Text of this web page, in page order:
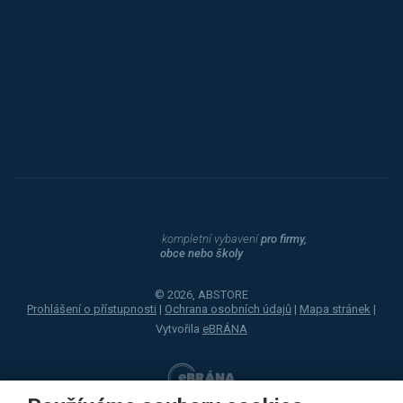
kompletní vybavenípro firmy,
obce nebo školy
© 2026, ABSTORE
Prohlášení o přístupnosti | Ochrana osobních údajů | Mapa stránek |
Vytvořila eBRÁNA